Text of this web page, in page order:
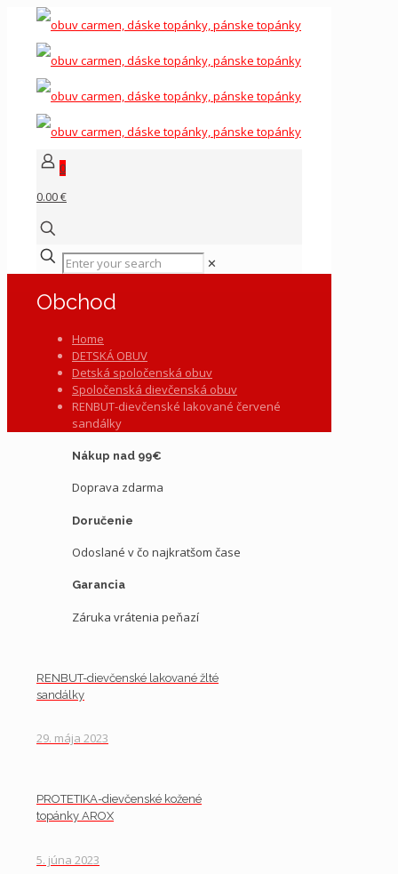
0
0.00 €
✕
Obchod
Home
DETSKÁ OBUV
Detská spoločenská obuv
Spoločenská dievčenská obuv
RENBUT-dievčenské lakované červené
sandálky
Nákup nad 99€
Doprava zdarma
Doručenie
Odoslané v čo najkratšom čase
Garancia
Záruka vrátenia peňazí
RENBUT-dievčenské lakované žlté
sandálky
29. mája 2023
PROTETIKA-dievčenské kožené
topánky AROX
5. júna 2023